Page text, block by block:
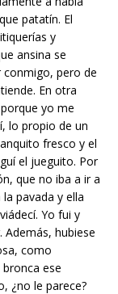
patatín. El
y
ansina se
conmigo, pero de
En otra
yo me
lo propio de un
fresco y el
el jueguito. Por
que no iba a ir a
pavada y ella
Yo fui y
Además, hubiese
como
ese
¿no le parece?